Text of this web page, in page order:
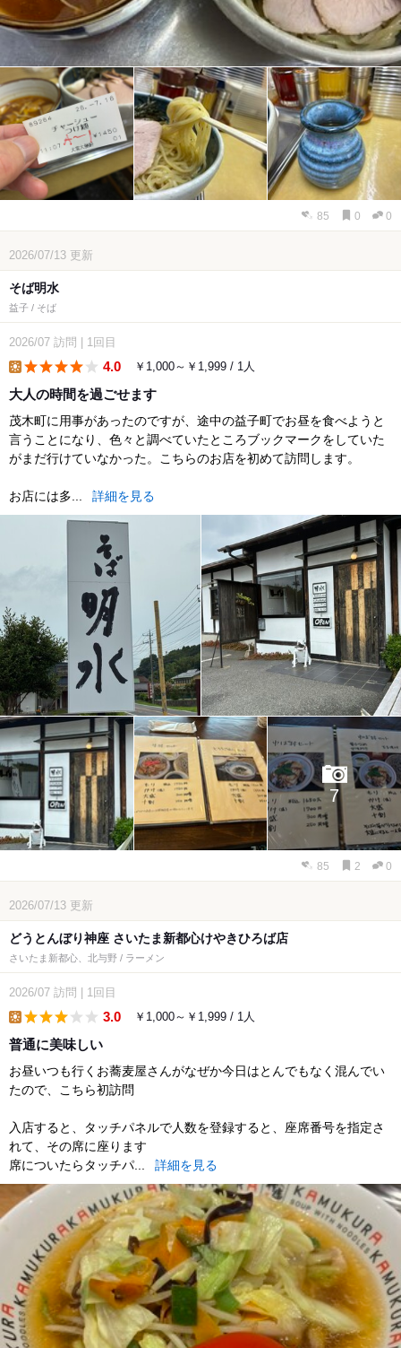
85 0 0
2026/07/13 更新
そば明水
益子 / そば
2026/07 訪問 1回目
4.0 ￥1,000～￥1,999 / 1人
大人の時間を過ごせます
茂木町に用事があったのですが、途中の益子町でお昼を食べようと
言うことになり、色々と調べていたところブックマークをしていた
がまだ行けていなかった。こちらのお店を初めて訪問します。
お店には多... 詳細を見る
7
85 2 0
2026/07/13 更新
どうとんぼり神座 さいたま新都心けやきひろば店
さいたま新都心、北与野 / ラーメン
2026/07 訪問 | 1回目
3.0 ￥1,000～￥1,999 / 1人
普通に美味しい
お昼いつも行くお蕎麦屋さんがなぜか今日はとんでもなく混んでい
たので、こちら初訪問
入店すると、タッチパネルで人数を登録すると、座席番号を指定さ
れて、その席に座ります
席についたらタッチパ...
詳細を見る